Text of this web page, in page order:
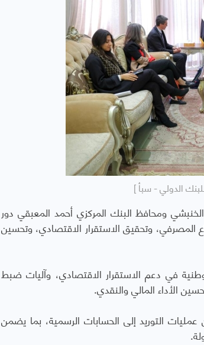
الدولي - سبأ ]
ومحافظ البنك المركزي أحمد المعبقي دور
المصرفي، وتحقيق الاستقرار الاقتصادي، وتحسين
في دعم الاستقرار الاقتصادي، وآليات ضبط
الأداء المالي والنقدي.
التوريد إلى الحسابات الرسمية، بما يضمن